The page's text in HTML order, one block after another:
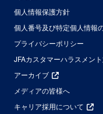
個人情報保護方針
個人番号及び特定個人情報
プライバシーポリシー
JFAカスタマーハラスメン
アーカイブ
メディアの皆様へ
キャリア採用について